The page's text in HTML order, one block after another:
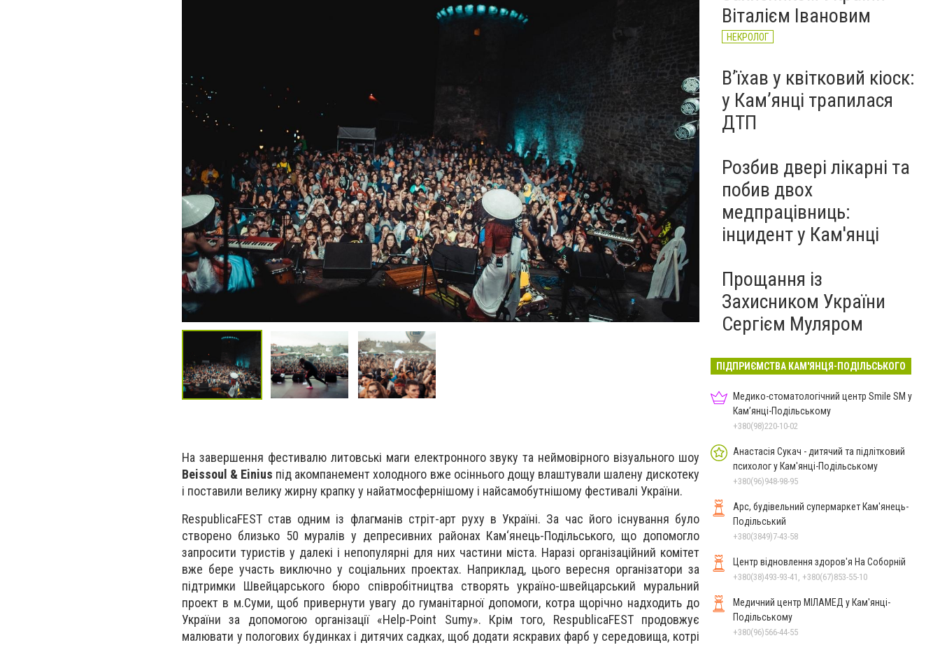
На завершення фестивалю литовські маги електронного звуку та неймовірного візуального шоу
Beissoul & Einius під акомпанемент холодного вже осіннього дощу влаштували шалену дискотеку
і поставили велику жирну крапку у найатмосфернішому і найсамобутнішому фестивалі України.
RespublicaFEST став одним із флагманів стріт-арт руху в Україні. За час його існування було
створено близько 50 муралів у депресивних районах Кам‘янець-Подільського, що допомогло
запросити туристів у далекі і непопулярні для них частини міста. Наразі організаційний комітет
вже бере участь виключно у соціальних проектах. Наприклад, цього вересня організатори за
підтримки Швейцарського бюро співробітництва створять україно-швейцарський муральний
проект в м.Суми, щоб привернути увагу до гуманітарної допомоги, котра щорічно надходить до
України за допомогою організації «Help-Point Sumy». Крім того, RespublicaFEST продовжує
малювати у пологових будинках і дитячих садках, щоб додати яскравих фарб у середовища, котрі
Віталієм Івановим
НЕКРОЛОГ
Вʼїхав у квітковий кіоск:
у Камʼянці трапилася
ДТП
Розбив двері лікарні та
побив двох
медпрацівниць:
інцидент у Кам'янці
Прощання із
Захисником України
Сергієм Муляром
ПІДПРИЄМСТВА КАМ'ЯНЦЯ-ПОДІЛЬСЬКОГО
Медико-стоматологічний центр Smile SM у
Кам’янці-Подільському
+380(98)220-10-02
Анастасія Сукач - дитячий та підлітковий
психолог у Кам'янці-Подільському
+380(96)948-98-95
Арс, будівельний супермаркет Кам'янець-
Подільський
+380(3849)7-43-58
Центр відновлення здоров'я На Соборній
+380(38)493-93-41, +380(67)853-55-10
Медичний центр МІЛАМЕД у Кам'янці-
Подільському
+380(96)566-44-55